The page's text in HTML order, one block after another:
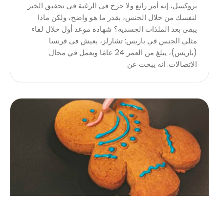
بروكسل، إنه أمر رائع ولا حرج في الرغبة في تحقيق الخير
لنفسك من خلال الجنس، بقدر ما هو واضح، ولكن ماذا
يبقى بعد الملذات الجسدية؟ شهادة موعد أول خلال لقاء
مثلي الجنس في باريس: تشارلز، يعيش في فرنسا
(باريس)، يبلغ من العمر 24 عامًا ويعمل في مجال
الاتصالات. انه يبحث عن